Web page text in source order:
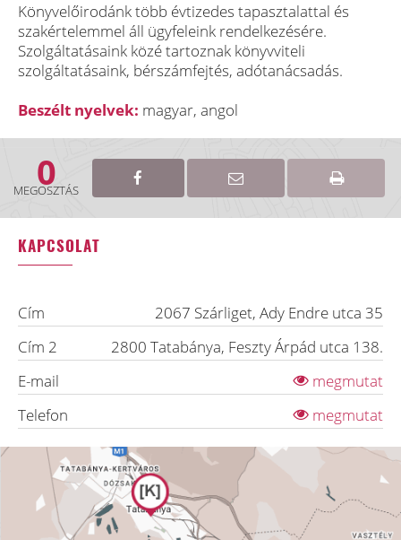
Könyvelőirodánk több évtizedes tapasztalattal és
szakértelemmel áll ügyfeleink rendelkezésére.
Szolgáltatásaink közé tartoznak könyvviteli
szolgáltatásaink, bérszámfejtés, adótanácsadás.
Beszélt nyelvek: magyar, angol
0
MEGOSZTÁS
KAPCSOLAT
Cím 2067 Szárliget, Ady Endre utca 35
Cím 2
2800 Tatabánya, Feszty Árpád utca 138.
E-mail
megmutat
Telefon
megmutat